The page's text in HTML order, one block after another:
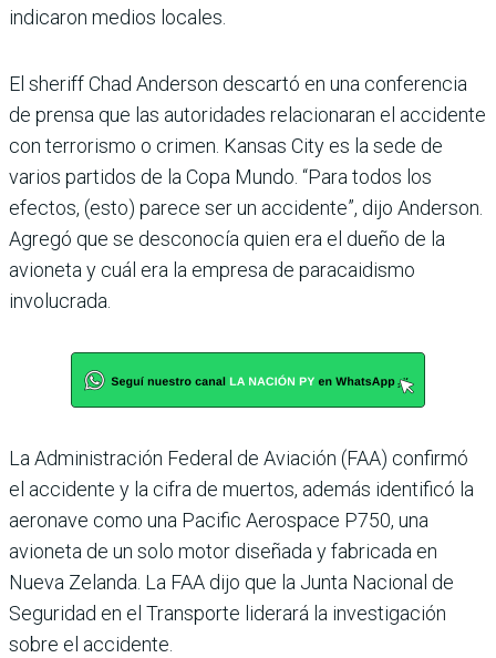
indicaron medios locales.
El sheriff Chad Anderson descartó en una conferencia
de prensa que las autoridades relacionaran el accidente
con terrorismo o crimen. Kansas City es la sede de
varios partidos de la Copa Mundo. “Para todos los
efectos, (esto) parece ser un accidente”, dijo Anderson.
Agregó que se desconocía quien era el dueño de la
avioneta y cuál era la empresa de paracaidismo
involucrada.
La Administración Federal de Aviación (FAA) confirmó
el accidente y la cifra de muertos, además identificó la
aeronave como una Pacific Aerospace P750, una
avioneta de un solo motor diseñada y fabricada en
Nueva Zelanda. La FAA dijo que la Junta Nacional de
Seguridad en el Transporte liderará la investigación
sobre el accidente.